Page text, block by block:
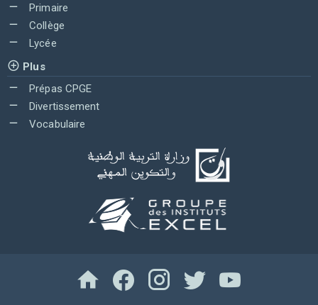
Primaire
Collège
Lycée
Plus
Prépas CPGE
Divertissement
Vocabulaire